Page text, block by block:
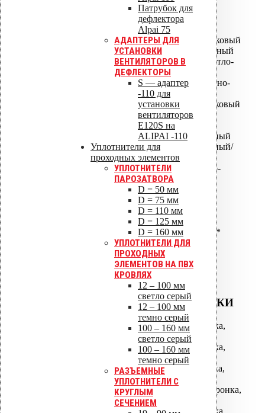
Патрубок для
дефлектора
Alpai 75
АДАПТЕРЫ ДЛЯ
УСТАНОВКИ
ВЕНТИЛЯТОРОВ В
ДЕФЛЕКТОРЫ
S — адаптер
-110 для
установки
вентиляторов
Е120S на
ALIPAI -110
Уплотнители для
проходных элементов
УПЛОТНИТЕЛИ
ПАРОЗАТВОРА
D = 50 мм
D = 75 мм
D = 110 мм
D = 125 мм
D = 160 мм
УПЛОТНИТЕЛИ ДЛЯ
ПРОХОДНЫХ
ЭЛЕМЕНТОВ НА ПВХ
КРОВЛЯХ
12 – 100 мм
светло серый
12 – 100 мм
темно серый
100 – 160 мм
светло серый
100 – 160 мм
темно серый
РАЗЪЕМНЫЕ
УПЛОТНИТЕЛИ С
КРУГЛЫМ
СЕЧЕНИЕМ
ALIPAI ДЕФЛЕКТОРЫ
ALIPAI-075 дефлектор
ALIPAI-075 дефлектор коньковый
ALIPAI-110 дефлектор - Черный
ALIPAI-110 дефлектор - Светло-
серый
ALIPAI-110 дефлектор - Темно-
ALIPAI-110 дефлектор коньковый
ALIPAI-14 110 дефлектор
коньковый
ALIPAI-110 дефлектор скатный
ALIPAI-110 дефлектор скатный/
пологий
ALIPAI ПВХ -Ворот Светло-
серый
ALIPAI ПВХ -Ворот Темно-
ALIPAI-160 дефлектор*
ALIPAI-160/620 дефлектор*
ALIPAI-160/1000 дефлектор*
ALIPAI-160 дефлектор
коньковый*
ВОДОСТОЧНЫЕ ВОРОНКИ
АМ-050 водосточная воронка,
фланец битум
АМ-075 водосточная воронка,
фланец битум
АМ-110 водосточная воронка,
фланец битум
АМ-110/630 водосточная воронка,
фланец битум